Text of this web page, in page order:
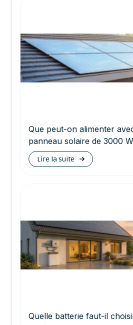
Que peut-on alimenter
panneau solaire de 3000
Lire la suite
Quelle batterie faut-il